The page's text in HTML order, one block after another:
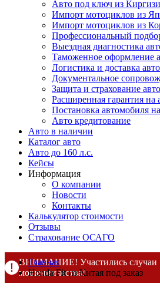
Авто под ключ из
Импорт мотоциклов из
Импорт мотоциклов из
Профессиональный
Выездная диагностика
Таможенное оформление
Логистика и доставка
Документальное
Защита и страхование
Расширенная гарантия на
Постановка автомобиля
Авто кредитование
Авто в наличии
Каталог авто
Авто до 160 л.с.
Кейсы
Информация
О компании
Новости
Контакты
Калькулятор стоимости
Отзывы
Страхование ОСАГО
ВНИМАНИЕ! Участились случаи
мошенничества!
Главная
Honda Fit из Китая под заказ